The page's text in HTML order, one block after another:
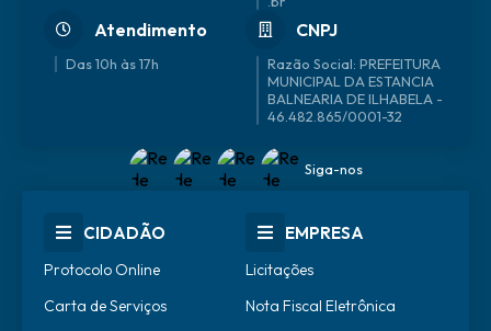
Atendimento
Das 10h às 17h
CNPJ
46.482.865/0001-32
Siga-nos
CIDADÃO
Protocolo Online
Carta de Serviços
EMPRESA
Licitações
Nota Fiscal Eletrônica